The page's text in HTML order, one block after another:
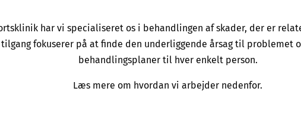
har vi specialiseret os i behandlingen af skader, der er
fokuserer på at finde den underliggende årsag til problemet
behandlingsplaner til hver enkelt person.
Læs mere om hvordan vi arbejder nedenfor.